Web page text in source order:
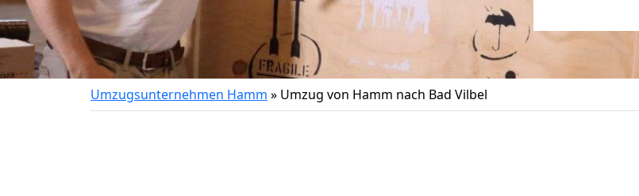
Umzugsunternehmen Hamm » Umzug von Hamm nach Bad Vilbel